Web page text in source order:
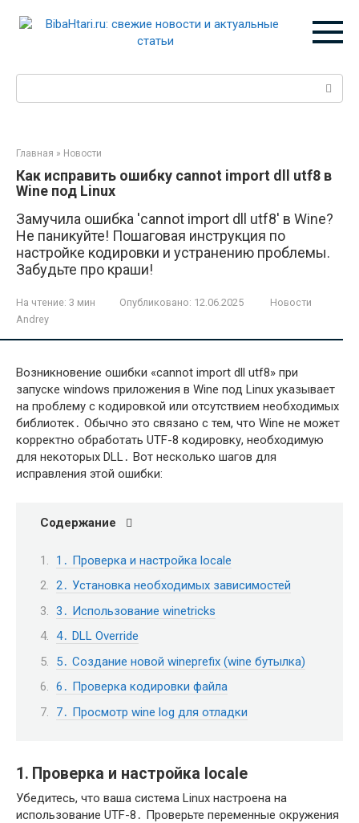
Главная » Новости
Как исправить ошибку cannot import dll utf8 в
Wine под Linux
Замучила ошибка 'cannot import dll utf8' в Wine?
Не паникуйте! Пошаговая инструкция по
настройке кодировки и устранению проблемы.
Забудьте про краши!
На чтение: 3 мин Опубликовано: 12.06.2025
Новости
Andrey
Возникновение ошибки «cannot import dll utf8» при
запуске windows приложения в Wine под Linux указывает
на проблему с кодировкой или отсутствием необходимых
библиотек․ Обычно это связано с тем, что Wine не может
корректно обработать UTF-8 кодировку, необходимую
для некоторых DLL․ Вот несколько шагов для
исправления этой ошибки:
Содержание
1․ Проверка и настройка locale
2․ Установка необходимых зависимостей
3․ Использование winetricks
4․ DLL Override
5․ Создание новой wineprefix (wine бутылка)
6․ Проверка кодировки файла
7․ Просмотр wine log для отладки
1․ Проверка и настройка locale
Убедитесь, что ваша система Linux настроена на
использование UTF-8․ Проверьте переменные окружения